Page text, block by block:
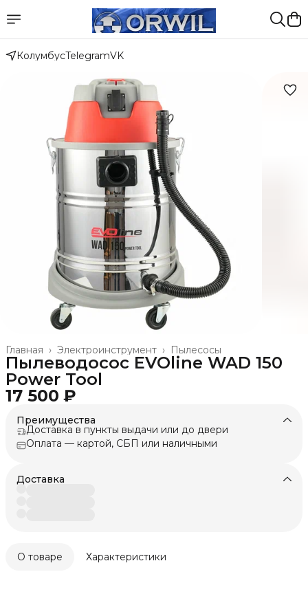
КолумбусTelegramVK
Пылесосы
Электроинструмент ›
Главная ›
Пылеводосос EVOline WAD 150
Power Tool
17 500 ₽
Преимущества
Доставка в пункты выдачи или до двери
Оплата — картой, СБП или наличными
Доставка
О товаре Характеристики